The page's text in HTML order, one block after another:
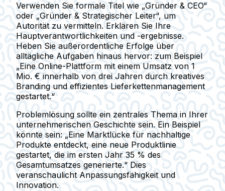
Verwenden Sie formale Titel wie „Gründer & CEO“
oder „Gründer & Strategischer Leiter“, um
Autorität zu vermitteln. Erklären Sie Ihre
Hauptverantwortlichkeiten und -ergebnisse.
Heben Sie außerordentliche Erfolge über
alltägliche Aufgaben hinaus hervor: zum Beispiel
„Eine Online-Plattform mit einem Umsatz von 1
Mio. € innerhalb von drei Jahren durch kreatives
Branding und effizientes Lieferkettenmanagement
gestartet.“
Problemlösung sollte ein zentrales Thema in Ihrer
unternehmerischen Geschichte sein. Ein Beispiel
könnte sein: „Eine Marktlücke für nachhaltige
Produkte entdeckt, eine neue Produktlinie
gestartet, die im ersten Jahr 35 % des
Gesamtumsatzes generierte.“ Dies
veranschaulicht Anpassungsfähigkeit und
Innovation.